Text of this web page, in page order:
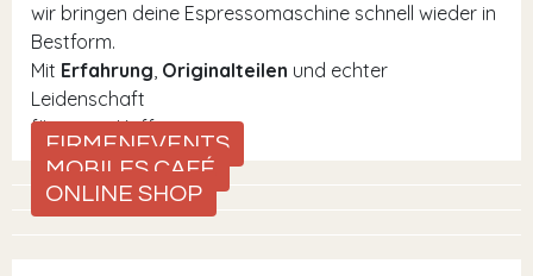
wir bringen deine Espressomaschine schnell wieder in
Bestform.
Mit Erfahrung, Originalteilen und echter
Leidenschaft
für guten Kaffee.
FIRMENEVENTS
MOBILES CAFÉ
ONLINE SHOP